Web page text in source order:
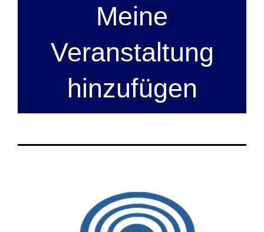
Meine
Veranstaltung
hinzufügen